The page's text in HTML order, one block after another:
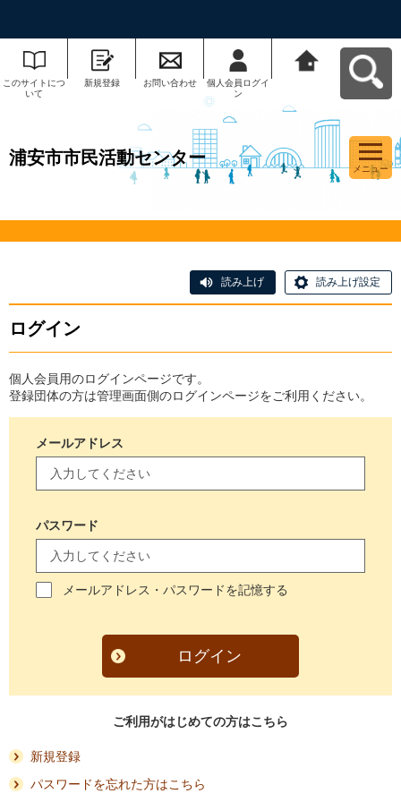
このサイトにつ
いて
新規登録 お問い合わせ
個人会員ログイ
ン
浦安市市民活動センター
メニュー
読み上げ 読み上げ設定
ログイン
個人会員用のログインページです。
登録団体の方は管理画面側のログインページをご利用ください。
メールアドレス
パスワード
メールアドレス・パスワードを記憶する
ログイン
ご利用がはじめての方はこちら
新規登録
パスワードを忘れた方はこちら